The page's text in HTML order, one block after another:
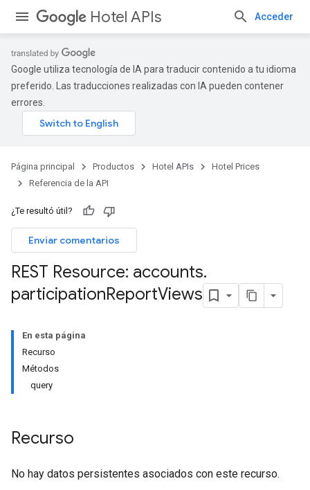
Hotel APIs Acceder
Google utiliza tecnología de IA para traducir contenido a tu idioma
preferido. Las traducciones realizadas con IA pueden contener
errores.
Página principal Productos Hotel APIs
Hotel Prices
Referencia de la API
¿Te resultó útil?
Enviar comentarios
REST Resource: accounts.
participationReportViews
En esta página
Recurso
Métodos
query
Recurso
No hay datos persistentes asociados con este recurso.